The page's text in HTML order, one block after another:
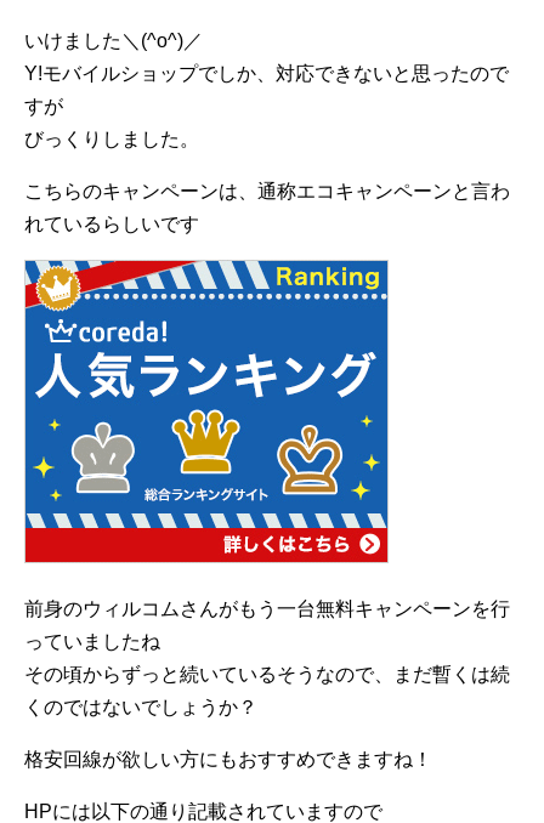
いけました＼(^o^)／
Y!モバイルショップでしか、対応できないと思ったので
すが
びっくりしました。
こちらのキャンペーンは、通称エコキャンペーンと言わ
れているらしいです
前身のウィルコムさんがもう一台無料キャンペーンを行
っていましたね
その頃からずっと続いているそうなので、まだ暫くは続
くのではないでしょうか？
格安回線が欲しい方にもおすすめできますね！
HPには以下の通り記載されていますので